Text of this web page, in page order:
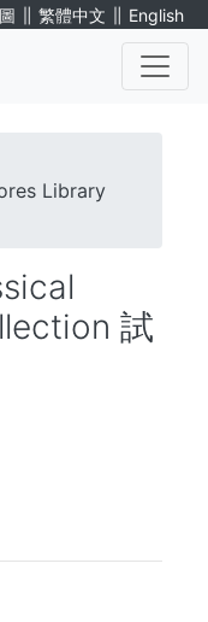
∥ 繁體中文 ∥ English
Library
試